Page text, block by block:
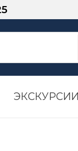
ЭКСКУРСИИ